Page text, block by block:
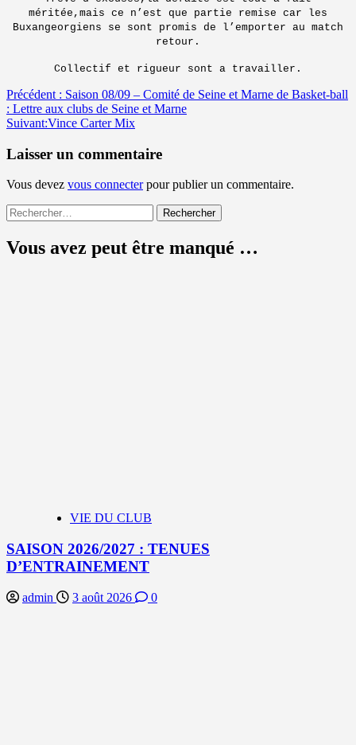
méritée,mais ce n’est que partie remise car les
Buxangeorgiens se sont promis de l’emporter au match
retour.
Collectif et rigueur sont a travailler.
Navigation
d’article
Précédent : Saison 08/09 – Comité de Seine et Marne de Basket-ball
: Lettre aux clubs de Seine et Marne
Suivant:Vince Carter Mix
Laisser un commentaire
Vous devez vous connecterpour publier un commentaire.
Rechercher :
Vous avez peut être manqué …
VIE DU CLUB
SAISON 2026/2027 : TENUES
D’ENTRAINEMENT
admin 3 août 2026 0